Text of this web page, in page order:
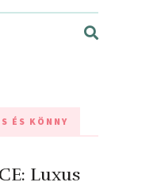
ÉS KÖNNY
Luxus